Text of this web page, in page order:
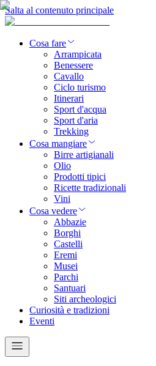
Salta al contenuto principale
Cosa fare
Arrampicata
Benessere
Cavallo
Ciclo turismo
Itinerari
Sport d'acqua
Sport d'aria
Trekking
Cosa mangiare
Birre artigianali
Olio
Prodotti tipici
Ricette tradizionali
Vini
Cosa vedere
Abbazie
Borghi
Castelli
Eremi
Musei
Parchi
Santuari
Siti archeologici
Curiosità e tradizioni
Eventi